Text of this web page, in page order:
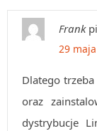
Frank
29
Dlatego
oraz
dystrybucje